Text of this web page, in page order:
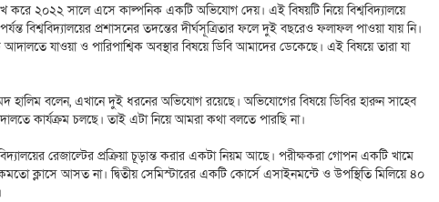
২০২২ সালে এসে কাল্পনিক একটি অভিযোগ দেয়। এই বিষয়টি নিয়ে বিশ্ববিদ্যালয়ে
বিশ্ববিদ্যালয়ের প্রশাসনের তদন্তের দীর্ঘসূত্রিতার ফলে দুই বছরেও ফলাফল পাওয়া যায় নি।
যাওয়া ও পারিপাশ্বিক অবস্থার বিষয়ে ডিবি আমাদের ডেকেছে। এই বিষয়ে তারা যা
হালিম বলেন, এখানে দুই ধরনের অভিযোগ রয়েছে। অভিযোগের বিষয়ে ডিবির হারুন সাহেব
কার্যক্রম চলছে। তাই এটা নিয়ে আমরা কথা বলতে পারছি না।
রেজাল্টের প্রক্রিয়া চূড়ান্ত করার একটা নিয়ম আছে। পরীক্ষকরা গোপন একটি খামে
ক্লাসে আসত না। দ্বিতীয় সেমিস্টারের একটি কোর্সে এসাইনমন্টে ও উপস্থিতি মিলিয়ে ৪০